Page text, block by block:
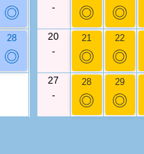
◎
28
◎
-
◎ ◎
20
-
21
◎
22
◎
27
-
28
◎
29
◎